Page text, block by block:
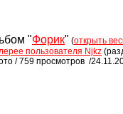
"Форик" (открыть
пользователя Njkz
/ 759 просмотров /